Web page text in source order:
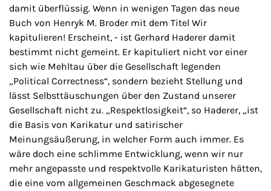
damit überflüssig. Wenn in wenigen Tagen das neue
Buch von Henryk M. Broder mit dem Titel Wir
kapitulieren! Erscheint, - ist Gerhard Haderer damit
bestimmt nicht gemeint. Er kapituliert nicht vor einer
sich wie Mehltau über die Gesellschaft legenden
„Political Correctness“, sondern bezieht Stellung und
lässt Selbsttäuschungen über den Zustand unserer
Gesellschaft nicht zu. „Respektlosigkeit“, so Haderer, „ist
die Basis von Karikatur und satirischer
Meinungsäußerung, in welcher Form auch immer. Es
wäre doch eine schlimme Entwicklung, wenn wir nur
mehr angepasste und respektvolle Karikaturisten hätten,
die eine vom allgemeinen Geschmack abgesegnete